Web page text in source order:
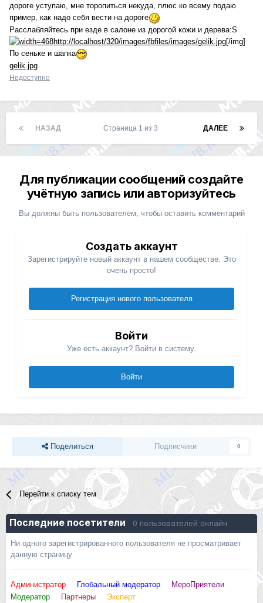
дороге уступаю, мне торопиться некуда, плюс ко всему подаю
пример, как надо себя вести на дороге
Расслабляйтесь при езде в салоне из дорогой кожи и дерева:S
http://localhost/320/images/fbfiles/images/gelik.jpg[/img]
По сеньке и шапка
gelik.jpg
Недоступно
НАЗАД ДАЛЕЕ
Страница 1 из 3
Для публикации сообщений создайте
учётную запись или авторизуйтесь
Вы должны быть пользователем, чтобы оставить комментарий
Создать аккаунт
Зарегистрируйте новый аккаунт в нашем сообществе. Это
очень просто!
Регистрация нового пользователя
Войти
Уже есть аккаунт? Войти в систему.
Войти
Поделиться Подписчики 0
Перейти к списку тем
Последние посетители 0 пользователей онлайн
Ни одного зарегистрированного пользователя не просматривает
данную страницу
Администратор Глобальный модератор
МероПриятели
Модератор
Партнеры Эксперт